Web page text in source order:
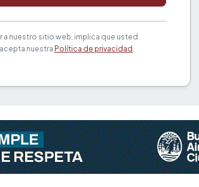
a nuestro sitio web, implica que usted
nuestra Política de privacidad .